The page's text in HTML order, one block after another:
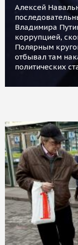
Алексей
Владимира
коррупцией,
Полярным
отбывал там
политических